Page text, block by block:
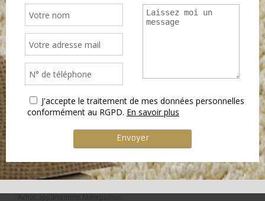
J'accepte le traitement de mes données personnelles
conformément au RGPD. En savoir plus